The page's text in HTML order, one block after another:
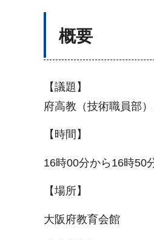
概要
【議題】
府高教（技術職員部
【時間】
16時00分から16時50
【場所】
大阪府教育会館